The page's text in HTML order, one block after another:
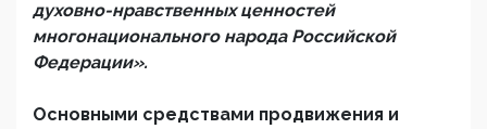
духовно-нравственных ценностей
многонационального народа Российской
Федерации».
Основными средствами продвижения и